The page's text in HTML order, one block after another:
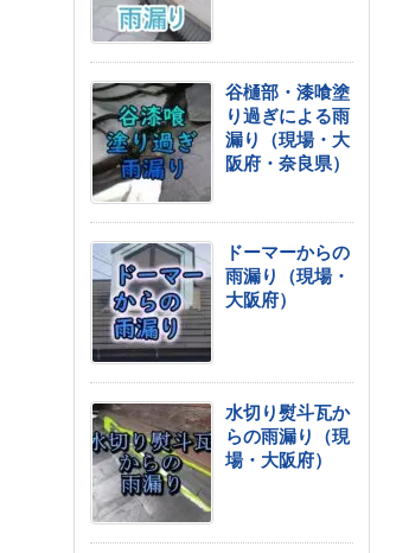
谷樋部・漆喰塗
り過ぎによる雨
漏り（現場・大
阪府・奈良県）
ドーマーからの
雨漏り（現場・
大阪府）
水切り熨斗瓦か
らの雨漏り（現
場・大阪府）